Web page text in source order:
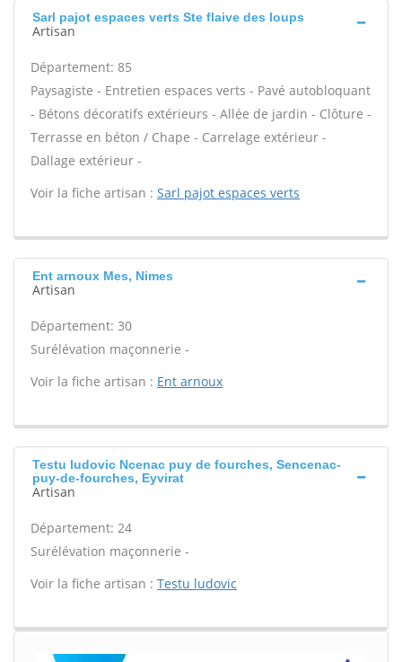
Sarl pajot espaces verts Ste flaive des loups
Artisan
Département: 85
Paysagiste - Entretien espaces verts - Pavé autobloquant
- Bétons décoratifs extérieurs - Allée de jardin - Clôture -
Terrasse en béton / Chape - Carrelage extérieur -
Dallage extérieur -
Voir la fiche artisan : Sarl pajot espaces verts
Ent arnoux Mes, Nimes
Artisan
Département: 30
Surélévation maçonnerie -
Voir la fiche artisan : Ent arnoux
Testu ludovic Ncenac puy de fourches, Sencenac-
puy-de-fourches, Eyvirat
Artisan
Département: 24
Surélévation maçonnerie -
Voir la fiche artisan : Testu ludovic